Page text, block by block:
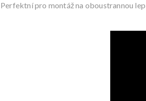
Perfektní pro montáž na oboustrannou